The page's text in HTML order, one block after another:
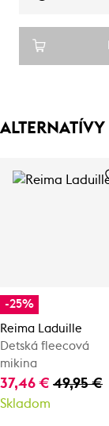
ALTERNATÍVY
-25%
Reima Laduille
Detská fleecová
mikina
37,46 € 49,95 €
Skladom